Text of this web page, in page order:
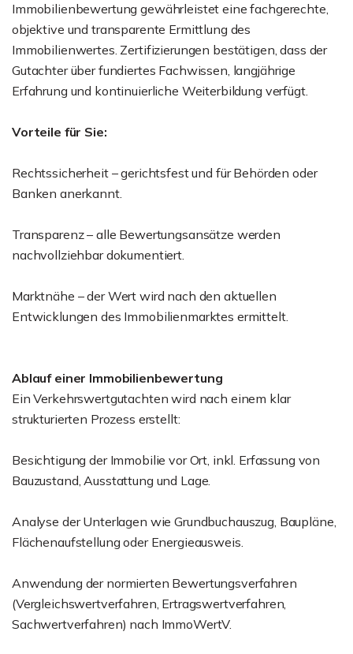
Immobilienbewertung gewährleistet eine fachgerechte,
objektive und transparente Ermittlung des
Immobilienwertes. Zertifizierungen bestätigen, dass der
Gutachter über fundiertes Fachwissen, langjährige
Erfahrung und kontinuierliche Weiterbildung verfügt.
Vorteile für Sie:
Rechtssicherheit – gerichtsfest und für Behörden oder
Banken anerkannt.
Transparenz – alle Bewertungsansätze werden
nachvollziehbar dokumentiert.
Marktnähe – der Wert wird nach den aktuellen
Entwicklungen des Immobilienmarktes ermittelt.
Ablauf einer Immobilienbewertung
Ein Verkehrswertgutachten wird nach einem klar
strukturierten Prozess erstellt:
Besichtigung der Immobilie vor Ort, inkl. Erfassung von
Bauzustand, Ausstattung und Lage.
Analyse der Unterlagen wie Grundbuchauszug, Baupläne,
Flächenaufstellung oder Energieausweis.
Anwendung der normierten Bewertungsverfahren
(Vergleichswertverfahren, Ertragswertverfahren,
Sachwertverfahren) nach ImmoWertV.